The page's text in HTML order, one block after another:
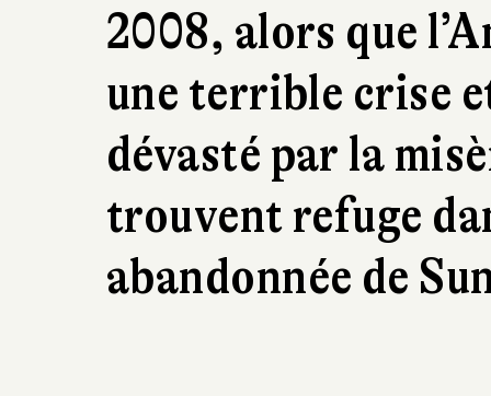
2008, alors que
une terrible crise
dévasté par la
trouvent refuge
abandonnée de